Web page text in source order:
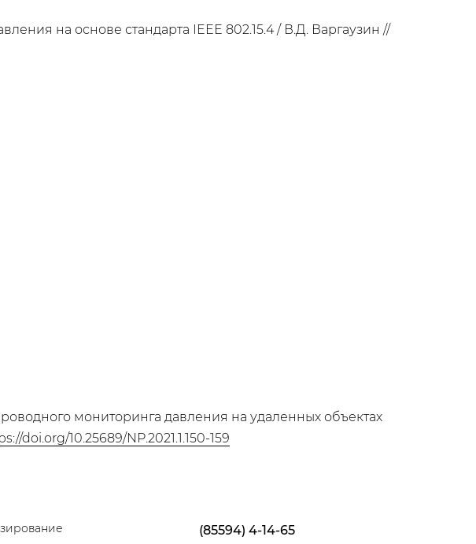
на основе стандарта IEEE 802.15.4 / В.Д. Варгаузин //
мониторинга давления на удаленных объектах
doi.org/10.25689/NP.2021.1.150-159
(85594) 4-14-65